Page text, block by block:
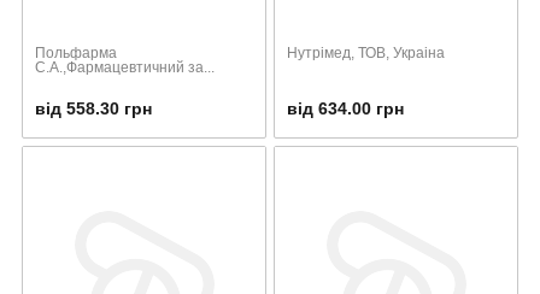
Польфарма
С.А.,Фармацевтичний за...
від 558.30 грн
Нутрімед, ТОВ, Украіна
від 634.00 грн